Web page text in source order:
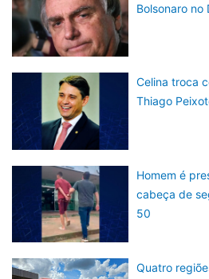
Bolsonaro no
Celina troca
Thiago
Homem é
cabeça de
50
Quatro